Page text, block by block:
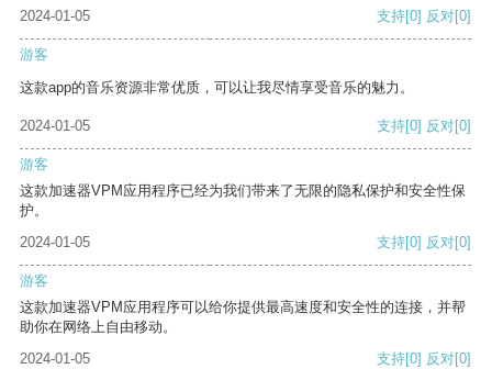
2024-01-05 支持[0] 反对[0]
游客
这款app的音乐资源非常优质，可以让我尽情享受音乐的魅力。
2024-01-05 支持[0] 反对[0]
游客
这款加速器VPM应用程序已经为我们带来了无限的隐私保护和安全性保
护。
2024-01-05
支持[0] 反对[0]
游客
这款加速器VPM应用程序可以给你提供最高速度和安全性的连接，并帮
助你在网络上自由移动。
2024-01-05
支持[0] 反对[0]